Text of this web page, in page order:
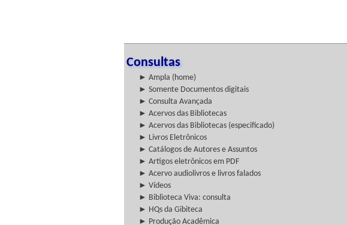
Consultas
► Ampla (home)
► Somente Documentos digitais
► Consulta Avançada
► Acervos das Bibliotecas
► Acervos das Bibliotecas (especificado)
► Livros Eletrônicos
► Catálogos de Autores e Assuntos
► Artigos eletrônicos em PDF
► Acervo audiolivros e livros falados
► Vídeos
► Biblioteca Viva: consulta
► HQs da Gibiteca
► Produção Acadêmica